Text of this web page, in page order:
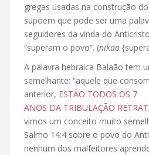
gregas usadas na construção
supõem que pode ser uma
seguidores da vinda do
“superam o povo”. (nikao
A palavra hebraica Balaão tem
semelhante: “aquele que
anterior, ESTÃO TODOS OS 7
ANOS DA TRIBULAÇÃO
vimos um conceito muito
Salmo 14:4 sobre o povo do
nenhum dos malfeitores